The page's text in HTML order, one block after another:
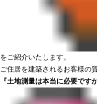
をご紹介いたします。
ご住居を建築されるお客様の
『土地測量は本当に必要です